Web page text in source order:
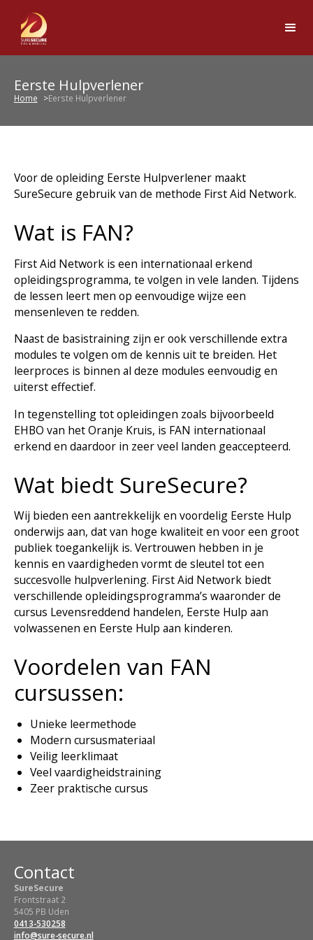
Eerste Hulpverlener
Home Eerste Hulpverlener
Voor de opleiding Eerste Hulpverlener maakt
SureSecure gebruik van de methode First Aid Network.
Wat is FAN?
First Aid Network is een internationaal erkend
opleidingsprogramma, te volgen in vele landen. Tijdens
de lessen leert men op eenvoudige wijze een
mensenleven te redden.
Naast de basistraining zijn er ook verschillende extra
modules te volgen om de kennis uit te breiden. Het
leerproces is binnen al deze modules eenvoudig en
uiterst effectief.
In tegenstelling tot opleidingen zoals bijvoorbeeld
EHBO van het Oranje Kruis, is FAN internationaal
erkend en daardoor in zeer veel landen geaccepteerd.
Wat biedt SureSecure?
Wij bieden een aantrekkelijk en voordelig Eerste Hulp
onderwijs aan, dat van hoge kwaliteit en voor een groot
publiek toegankelijk is. Vertrouwen hebben in je
kennis en vaardigheden vormt de sleutel tot een
succesvolle hulpverlening. First Aid Network biedt
verschillende opleidingsprogramma’s waaronder de
cursus Levensreddend handelen, Eerste Hulp aan
volwassenen en Eerste Hulp aan kinderen.
Voordelen van FAN
cursussen:
Unieke leermethode
Modern cursusmateriaal
Veilig leerklimaat
Veel vaardigheidstraining
Zeer praktische cursus
Contact
SureSecure
Frontstraat 2
5405 PB Uden
0413-530258
info@sure-secure.nl